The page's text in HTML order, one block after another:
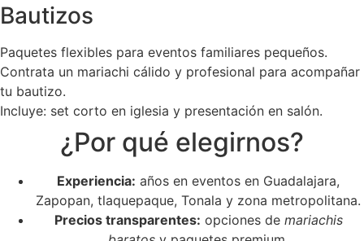
Bautizos
Paquetes flexibles para eventos familiares pequeños.
Contrata un mariachi cálido y profesional para acompañar
tu bautizo.
Incluye: set corto en iglesia y presentación en salón.
¿Por qué elegirnos?
Experiencia: años en eventos en Guadalajara,
Zapopan, tlaquepaque, Tonala y zona metropolitana.
Precios transparentes: opciones de mariachis